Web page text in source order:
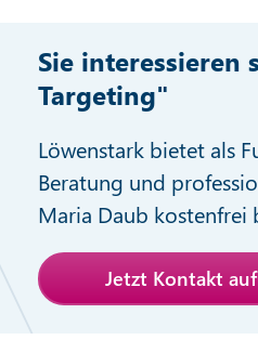
Sie interessieren
Targeting"
Löwenstark bietet als
Beratung und
Maria Daub kostenfrei
Jetzt Kontakt